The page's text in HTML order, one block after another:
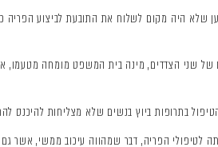
היה מקום לשלוח את התובעת לביצוע הפריה
שני הצדדים, מינה בית המשפט מומחה מטעמו,
בתרופות ביוץ בנשים שלא מצליחות להיכנס